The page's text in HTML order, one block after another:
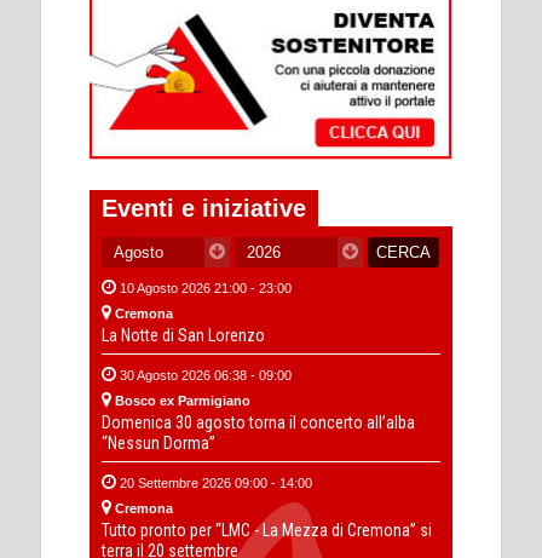
Eventi e iniziative
10 Agosto 2026 21:00 - 23:00
Cremona
La Notte di San Lorenzo
30 Agosto 2026 06:38 - 09:00
Bosco ex Parmigiano
Domenica 30 agosto torna il concerto all’alba
“Nessun Dorma”
20 Settembre 2026 09:00 - 14:00
Cremona
Tutto pronto per “LMC - La Mezza di Cremona” si
terra il 20 settembre